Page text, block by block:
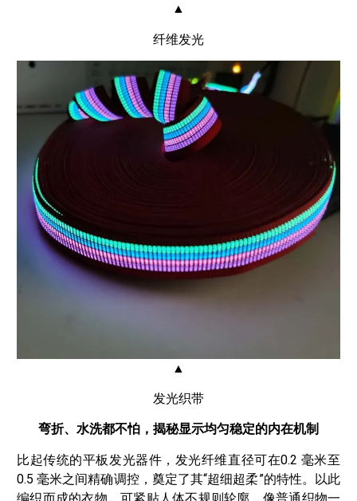
▲
纤维发光
▲
发光织带
弯折、水洗都不怕， 揭秘显示均匀稳定的内在机制
比起传统的平板发光器件，发光纤维直径可在0.2 毫米至
0.5 毫米之间精确调控，奠定了其“超细超柔”的特性。以此